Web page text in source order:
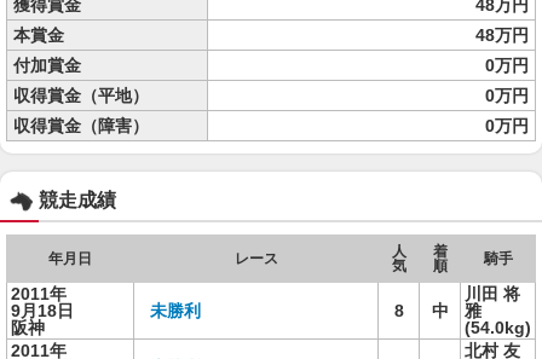
獲得賞金
48万円
本賞金
48万円
付加賞金
0万円
収得賞金（平地）
0万円
収得賞金（障害）
0万円
競走成績
年月日 レース
人
気
着
順
騎手
2011年
9月18日
阪神
未勝利 8 中
川田 将
雅
(54.0kg)
2011年
北村 友